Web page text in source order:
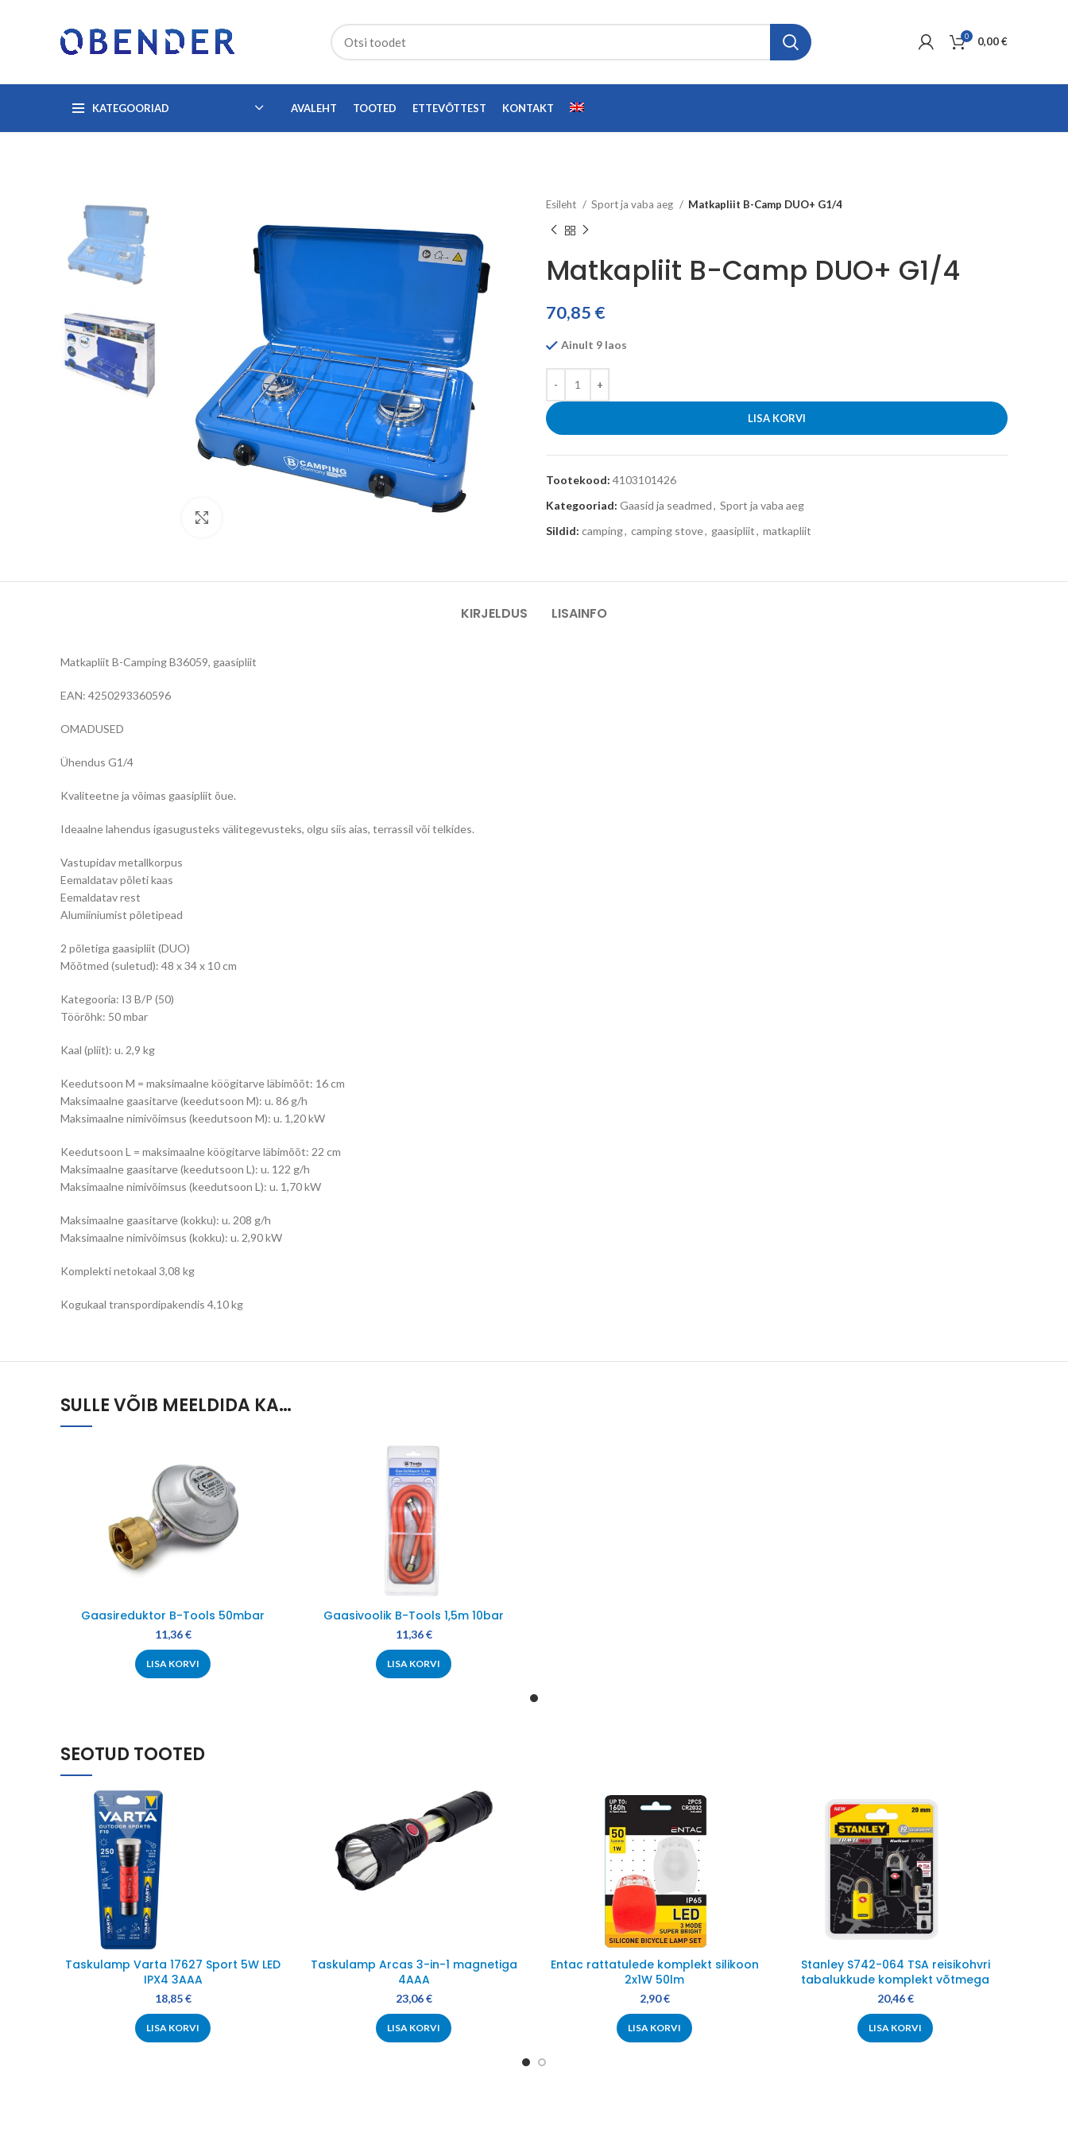
0 0,00€
KATEGOORIAD AVALEHT TOOTED ETTEVÕTTEST KONTAKT
Esileht Sport ja vaba aeg Matkapliit B-Camp DUO+ G1/4
Matkapliit B-Camp DUO+ G1/4
70,85 €
Ainult 9 laos
LISA KORVI
Tootekood: 4103101426
Kategooriad: Gaasid ja seadmed, Sport ja vaba aeg
Sildid: camping, camping stove, gaasipliit, matkapliit
KIRJELDUS LISAINFO
Matkapliit B-Camping B36059, gaasipliit
EAN: 4250293360596
OMADUSED
Ühendus G1/4
Kvaliteetne ja võimas gaasipliit õue.
Ideaalne lahendus igasugusteks välitegevusteks, olgu siis aias, terrassil või telkides.
Vastupidav metallkorpus
Eemaldatav põleti kaas
Eemaldatav rest
Alumiiniumist põletipead
2 põletiga gaasipliit (DUO)
Mõõtmed (suletud): 48 x 34 x 10 cm
Kategooria: I3 B/P (50)
Töörõhk: 50 mbar
Kaal (pliit): u. 2,9 kg
Keedutsoon M = maksimaalne köögitarve läbimõõt: 16 cm
Maksimaalne gaasitarve (keedutsoon M): u. 86 g/h
Maksimaalne nimivõimsus (keedutsoon M): u. 1,20 kW
Keedutsoon L = maksimaalne köögitarve läbimõõt: 22 cm
Maksimaalne gaasitarve (keedutsoon L): u. 122 g/h
Maksimaalne nimivõimsus (keedutsoon L): u. 1,70 kW
Maksimaalne gaasitarve (kokku): u. 208 g/h
Maksimaalne nimivõimsus (kokku): u. 2,90 kW
Komplekti netokaal 3,08 kg
Kogukaal transpordipakendis 4,10 kg
SULLE VÕIB MEELDIDA KA…
Gaasireduktor B-Tools 50mbar
11,36€
LISA KORVI
Gaasivoolik B-Tools 1,5m 10bar
11,36€
LISA KORVI
SEOTUD TOOTED
Taskulamp Varta 17627 Sport 5W LED
IPX4 3AAA
18,85€
LISA KORVI
Taskulamp Arcas 3-in-1 magnetiga
4AAA
23,06€
LISA KORVI
Entac rattatulede komplekt silikoon
2x1W 50lm
2,90€
LISA KORVI
Stanley S742-064 TSA reisikohvri
tabalukkude komplekt võtmega
20,46€
LISA KORVI